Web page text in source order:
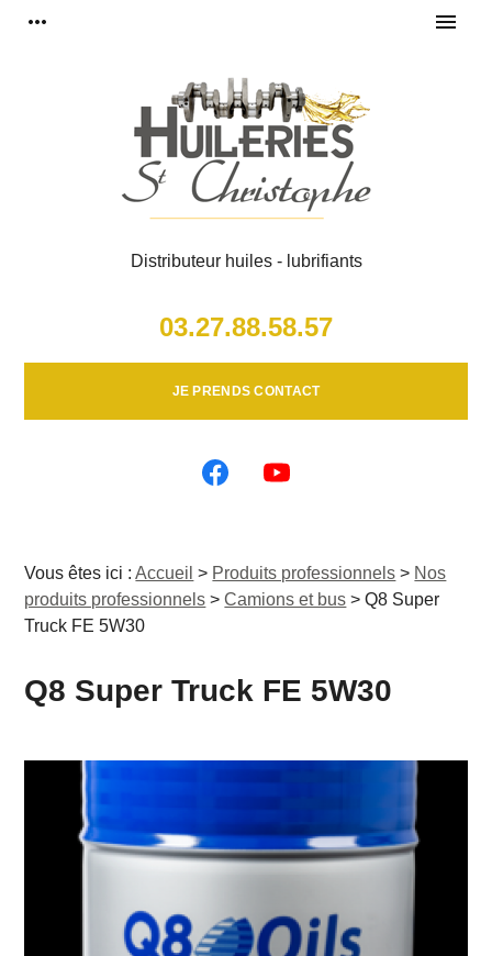
more_horiz menu
Distributeur huiles - lubrifiants
03.27.88.58.57
JE PRENDS CONTACT
Vous êtes ici :Accueil > Produits professionnels > Nos
produits professionnels >Camions et bus >Q8 Super
Truck FE 5W30
Q8 Super Truck FE 5W30